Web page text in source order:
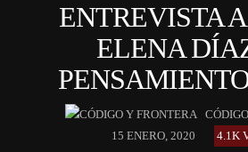
ENTREVISTA
ELENA
15 ENERO, 2020
4.1K